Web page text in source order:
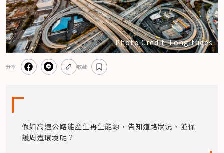
Photo Credit: Longitudes
分享 收藏
假如高速公路能產生再生能源，告知道路狀況、並保
護周遭環境呢？